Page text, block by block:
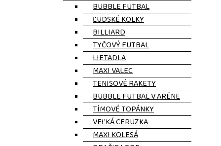
BUBBLE FUTBAL
ĽUDSKÉ KOLKY
BILLIARD
TYČOVÝ FUTBAL
LIETADLA
MAXI VALEC
TENISOVÉ RAKETY
BUBBLE FUTBAL V ARÉNE
TÍMOVÉ TOPÁNKY
VEĽKÁ CERUZKA
MAXI KOLESÁ